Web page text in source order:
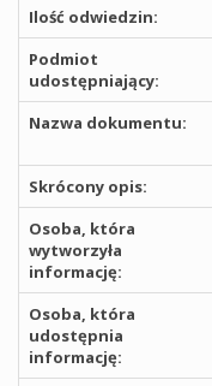
Ilość odwiedzin:
Podmiot
udostępniający:
Nazwa dokumentu:
Skrócony opis:
Osoba, która
wytworzyła
informację:
Osoba, która
udostępnia
informację: